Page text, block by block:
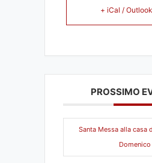
+ iCal /
PROSSIMO
Santa Messa alla casa
Domenico